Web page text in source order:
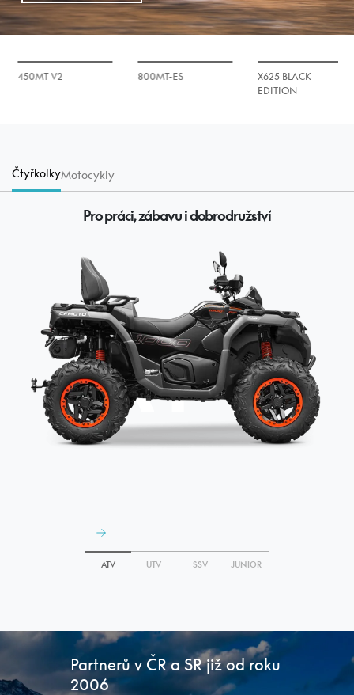
450MT V2 800MT-ES
X625 BLACK
EDITION
ATV
ČtyřkolkyMotocykly
Pro práci, zábavu i dobrodružství
ATV UTV SSV JUNIOR
Partnerů v ČR a SR již od roku
2006